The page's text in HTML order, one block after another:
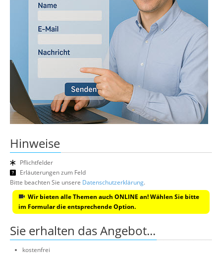
Hinweise
Pflichtfelder
Erläuterungen zum Feld
Bitte beachten Sie unsere Datenschutzerklärung.
Wir bieten alle Themen auch ONLINE an! Wählen Sie bitte
im Formular die entsprechende Option.
Sie erhalten das Angebot...
kostenfrei